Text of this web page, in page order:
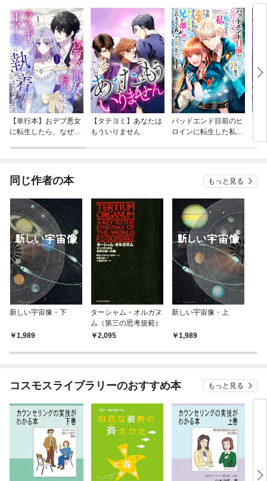
【単行本】おデブ悪女
に転生したら、なぜか
【タテヨミ】あなたは
もういりません
バッドエンド目前のヒ
ロインに転生した私、
同じ作者の本 もっと見る
新しい宇宙像・下
1,989
ターシャム・オルガヌ
ム（第三の思考規範）
2,095
新しい宇宙像・上
1,989
コスモスライブラリーのおすすめ本 もっと見る